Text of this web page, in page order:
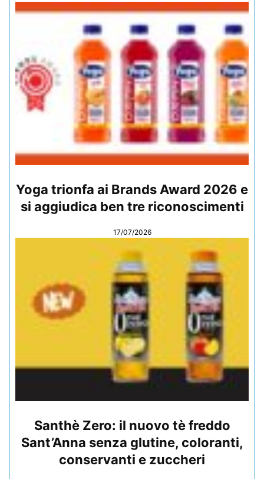
Yoga trionfa ai Brands Award 2026 e
si aggiudica ben tre riconoscimenti
17/07/2026
Santhè Zero: il nuovo tè freddo
Sant’Anna senza glutine, coloranti,
conservanti e zuccheri